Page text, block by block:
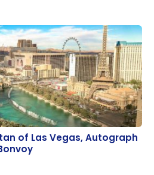
of Las Vegas, Autograph
of Las Vegas, Autograph